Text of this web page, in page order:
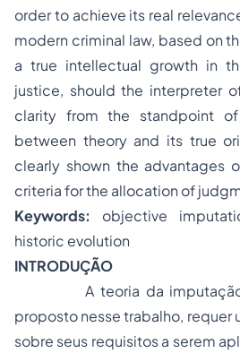
order to achieve its real
modern criminal law, based on
a true intellectual growth in
justice, should the interpreter
clarity from the standpoint
between theory and its true
clearly shown the advantages
criteria for the allocation of
Keywords: objective
historic evolution
INTRODUÇÃO
A teoria da imputação
proposto nesse trabalho, requer
sobre seus requisitos a serem